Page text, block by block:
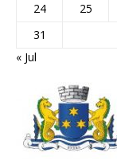
24
25
31
« Jul